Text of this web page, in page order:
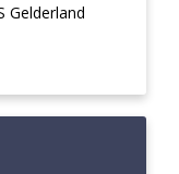
Gelderland